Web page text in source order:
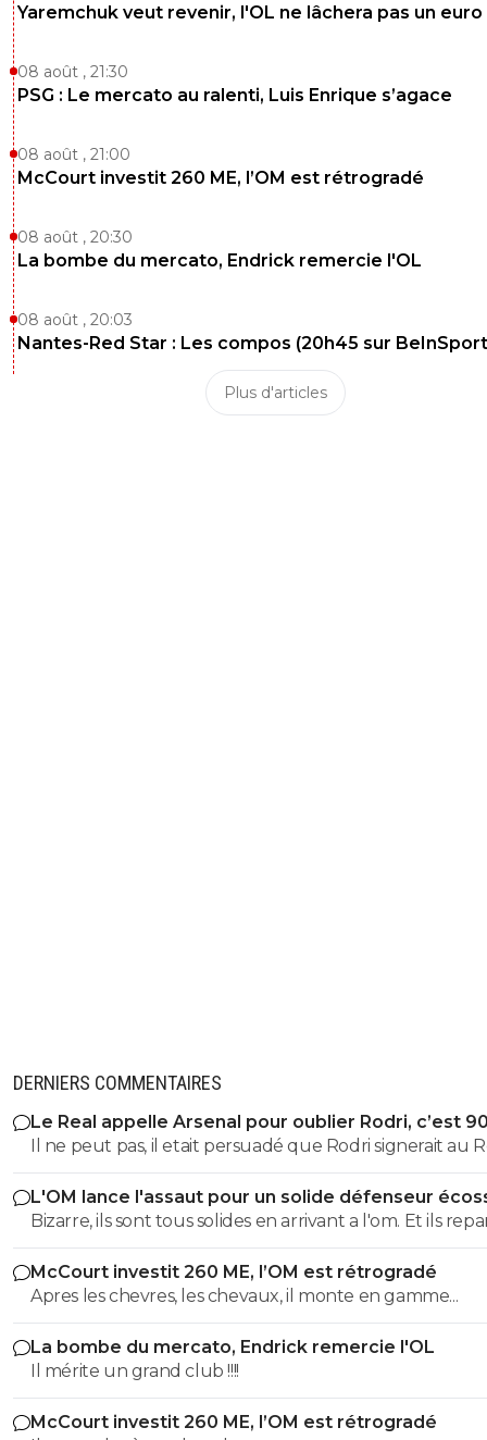
Yaremchuk veut revenir, l'OL ne lâchera pas un euro
08 août , 21:30
PSG : Le mercato au ralenti, Luis Enrique s’agace
08 août , 21:00
McCourt investit 260 ME, l’OM est rétrogradé
08 août , 20:30
La bombe du mercato, Endrick remercie l'OL
08 août , 20:03
Nantes-Red Star : Les compos (20h45 sur
Plus d'articles
DERNIERS COMMENTAIRES
Le Real appelle Arsenal pour oublier Rodri, c’est
Il ne peut pas, il etait persuadé que Rodri signerait au
L'OM lance l'assaut pour un solide défenseur
Bizarre, ils sont tous solides en arrivant a l'om. Et ils
tous moins d'un an plus tard bradés une main devant,
main derrière.
McCourt investit 260 ME, l’OM est rétrogradé
Apres les chevres, les chevaux, il monte en gamme...
La bombe du mercato, Endrick remercie l'OL
Il mérite un grand club !!!!
McCourt investit 260 ME, l’OM est rétrogradé